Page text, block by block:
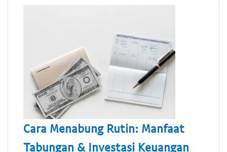
Cara Menabung Rutin: Manfaat
Tabungan & Investasi Keuangan